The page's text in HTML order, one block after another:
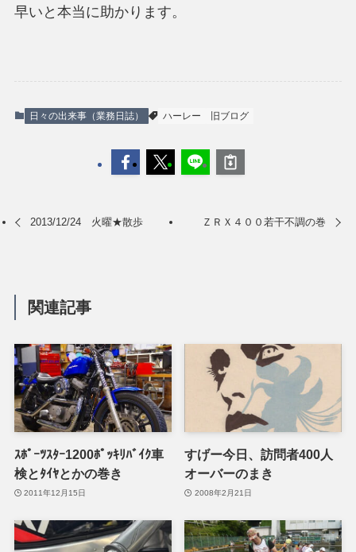
早いと本当に助かります。
日々の出来事（業務日誌） ハーレー 旧ブログ
2013/12/24 火曜★散歩 ＺＲＸ４００若干不調の巻
関連記事
ｽﾎﾟｰﾂｽﾀｰ1200ﾎﾟｯｷﾘﾊﾞｲｸ車
検とﾀｲﾔとかの巻き
2011年12月15日
すげー今日、訪問者400人
オーバーのまき
2008年2月21日